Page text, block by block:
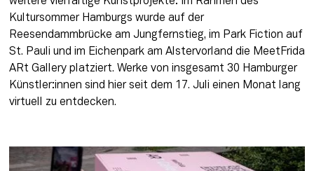
Kultursommer Hamburgs wurde auf der
Reesendammbrücke am Jungfernstieg, im Park Fiction auf
St. Pauli und im Eichenpark am Alstervorland die MeetFrida
ARt Gallery platziert. Werke von insgesamt 30 Hamburger
Künstler:innen sind hier seit dem 17. Juli einen Monat lang
virtuell zu entdecken.